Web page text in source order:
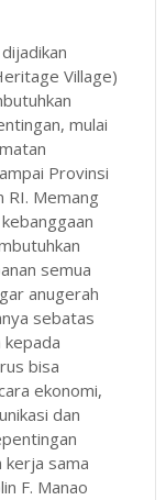
Village)
mulai
Provinsi
RI. Memang
semua
anugerah
sebatas
bisa
ekonomi,
dan
kerja sama
F. Manao